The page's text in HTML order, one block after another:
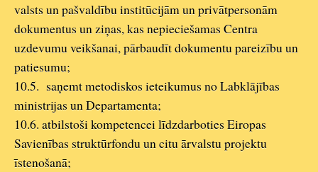
valsts un pašvaldību institūcijām un privātpersonām
dokumentus un ziņas, kas nepieciešamas Centra
uzdevumu veikšanai, pārbaudīt dokumentu pareizību un
patiesumu;
10.5. saņemt metodiskos ieteikumus no Labklājības
ministrijas un Departamenta;
10.6. atbilstoši kompetencei līdzdarboties Eiropas
Savienības struktūrfondu un citu ārvalstu projektu
īstenošanā;